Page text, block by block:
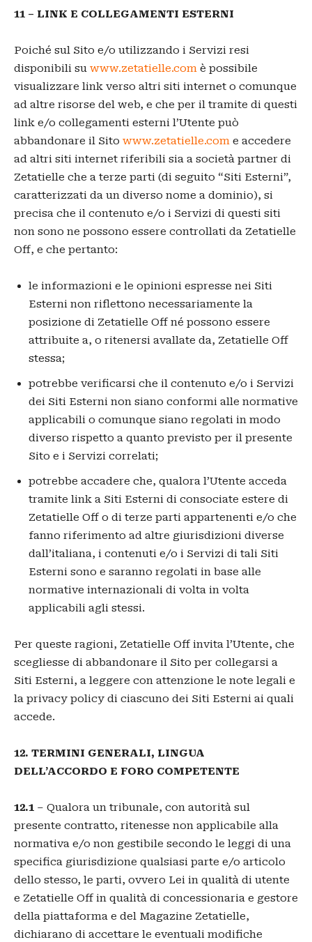
11 – LINK E COLLEGAMENTI ESTERNI
Poiché sul Sito e/o utilizzando i Servizi resi
disponibili su www.zetatielle.com è possibile
visualizzare link verso altri siti internet o comunque
ad altre risorse del web, e che per il tramite di questi
link e/o collegamenti esterni l’Utente può
abbandonare il Sito www.zetatielle.com e accedere
ad altri siti internet riferibili sia a società partner di
Zetatielle che a terze parti (di seguito “Siti Esterni”,
caratterizzati da un diverso nome a dominio), si
precisa che il contenuto e/o i Servizi di questi siti
non sono ne possono essere controllati da Zetatielle
Off, e che pertanto:
le informazioni e le opinioni espresse nei Siti
Esterni non riflettono necessariamente la
posizione di Zetatielle Off né possono essere
attribuite a, o ritenersi avallate da, Zetatielle Off
stessa;
potrebbe verificarsi che il contenuto e/o i Servizi
dei Siti Esterni non siano conformi alle normative
applicabili o comunque siano regolati in modo
diverso rispetto a quanto previsto per il presente
Sito e i Servizi correlati;
potrebbe accadere che, qualora l’Utente acceda
tramite link a Siti Esterni di consociate estere di
Zetatielle Off o di terze parti appartenenti e/o che
fanno riferimento ad altre giurisdizioni diverse
dall’italiana, i contenuti e/o i Servizi di tali Siti
Esterni sono e saranno regolati in base alle
normative internazionali di volta in volta
applicabili agli stessi.
Per queste ragioni, Zetatielle Off invita l’Utente, che
scegliesse di abbandonare il Sito per collegarsi a
Siti Esterni, a leggere con attenzione le note legali e
la privacy policy di ciascuno dei Siti Esterni ai quali
accede.
12. TERMINI GENERALI, LINGUA
DELL’ACCORDO E FORO COMPETENTE
12.1 – Qualora un tribunale, con autorità sul
presente contratto, ritenesse non applicabile alla
normativa e/o non gestibile secondo le leggi di una
specifica giurisdizione qualsiasi parte e/o articolo
dello stesso, le parti, ovvero Lei in qualità di utente
e Zetatielle Off in qualità di concessionaria e gestore
della piattaforma e del Magazine Zetatielle,
dichiarano di accettare le eventuali modifiche